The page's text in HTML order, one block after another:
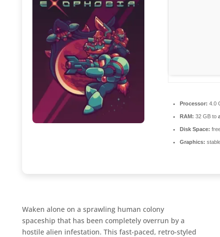
Processor: 4.0
RAM: 32 GB to
Disk Space:
Graphics:
Waken alone on a sprawling human colony
spaceship that has been completely overrun by a
hostile alien infestation. This fast-paced, retro-styled